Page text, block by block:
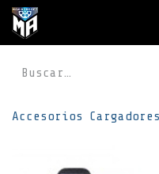
Ir al contenido
Accesorios Cargadores